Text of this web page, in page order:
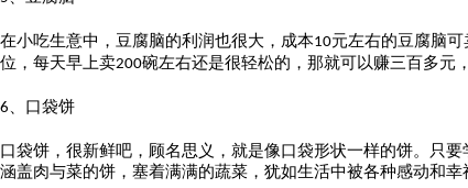
在小吃生意中，豆腐脑的利润也很大，成本10元左右的豆腐脑可
位，每天早上卖200碗左右还是很轻松的，那就可以赚三百多元
6 、口袋饼
口袋饼，很新鲜吧，顾名思义，就是像口袋形状一样的饼。只
涵盖肉与菜的饼，塞着满满的蔬菜，犹如生活中被各种感动和幸